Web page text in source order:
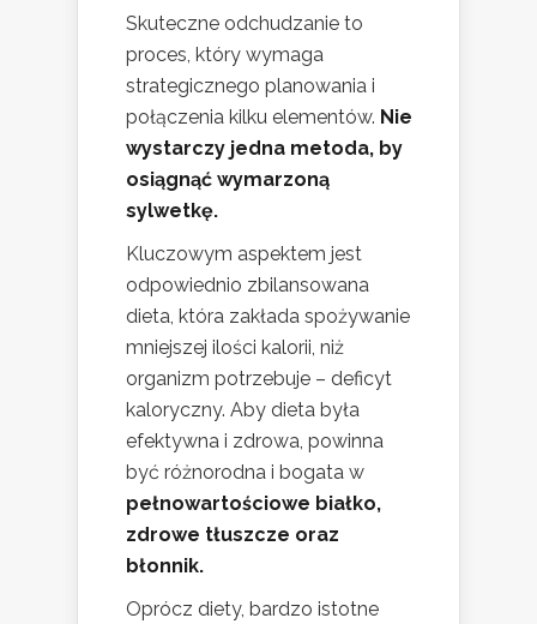
Skuteczne odchudzanie to
proces, który wymaga
strategicznego planowania i
połączenia kilku elementów. Nie
wystarczy jedna metoda, by
osiągnąć wymarzoną
sylwetkę.
Kluczowym aspektem jest
odpowiednio zbilansowana
dieta, która zakłada spożywanie
mniejszej ilości kalorii, niż
organizm potrzebuje – deficyt
kaloryczny. Aby dieta była
efektywna i zdrowa, powinna
być różnorodna i bogata w
pełnowartościowe białko,
zdrowe tłuszcze oraz
błonnik.
Oprócz diety, bardzo istotne